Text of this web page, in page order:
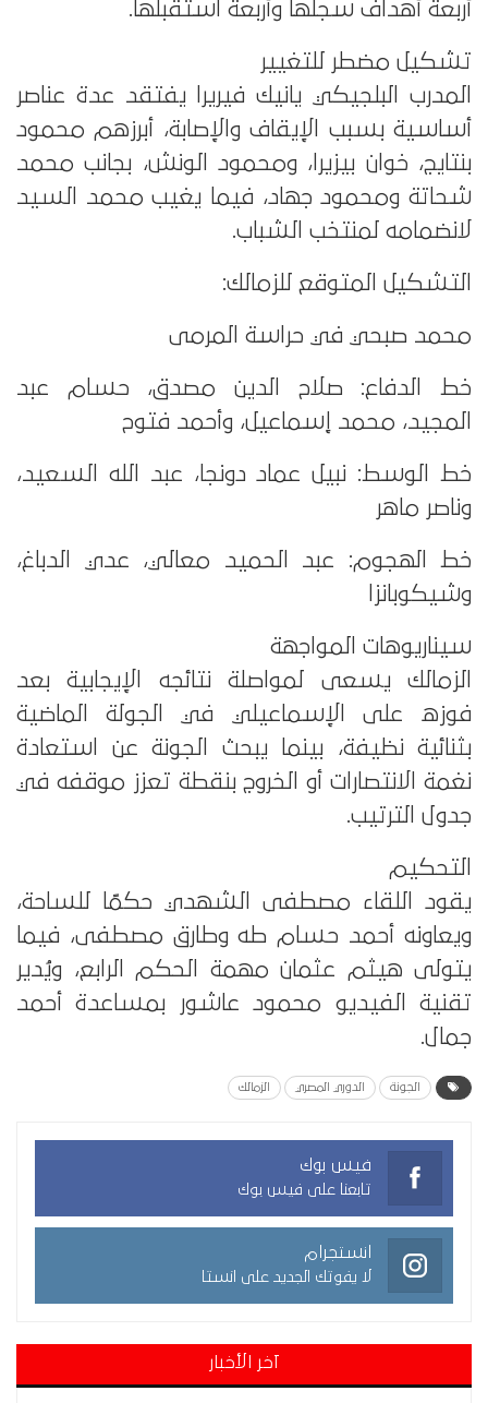
أربعة أهداف سجلها وأربعة استقبلها.
تشكيل مضطر للتغيير
المدرب البلجيكي يانيك فيريرا يفتقد عدة عناصر
أساسية بسبب الإيقاف والإصابة، أبرزهم محمود
بنتايج، خوان بيزيرا، ومحمود الونش، بجانب محمد
شحاتة ومحمود جهاد، فيما يغيب محمد السيد
لانضمامه لمنتخب الشباب.
التشكيل المتوقع للزمالك:
محمد صبحي في حراسة المرمى
خط الدفاع: صلاح الدين مصدق، حسام عبد
المجيد، محمد إسماعيل، وأحمد فتوح
خط الوسط: نبيل عماد دونجا، عبد الله السعيد،
وناصر ماهر
خط الهجوم: عبد الحميد معالي، عدي الدباغ،
وشيكوبانزا
سيناريوهات المواجهة
الزمالك يسعى لمواصلة نتائجه الإيجابية بعد
فوزه على الإسماعيلي في الجولة الماضية
بثنائية نظيفة، بينما يبحث الجونة عن استعادة
نغمة الانتصارات أو الخروج بنقطة تعزز موقفه في
جدول الترتيب.
التحكيم
يقود اللقاء مصطفى الشهدي حكمًا للساحة،
ويعاونه أحمد حسام طه وطارق مصطفى، فيما
يتولى هيثم عثمان مهمة الحكم الرابع، ويُدير
تقنية الفيديو محمود عاشور بمساعدة أحمد
جمال.
الجونة الدوري المصري الزمالك
فيس بوك
تابعنا على فيس بوك
انستجرام
لا يفوتك الجديد على انستا
آخر الأخبار